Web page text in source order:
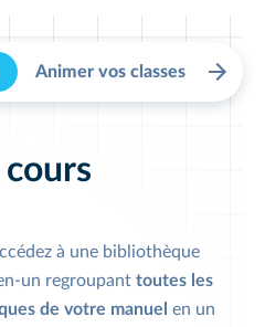
Animer vos classes
cours
à une bibliothèque
un regroupant toutes les
de votre manuel en un